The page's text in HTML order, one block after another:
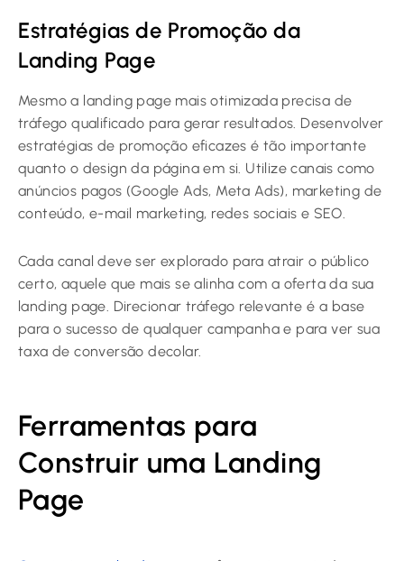
Estratégias de Promoção da
Landing Page
Mesmo a landing page mais otimizada precisa de
tráfego qualificado para gerar resultados. Desenvolver
estratégias de promoção eficazes é tão importante
quanto o design da página em si. Utilize canais como
anúncios pagos (Google Ads, Meta Ads), marketing de
conteúdo, e-mail marketing, redes sociais e SEO.
Cada canal deve ser explorado para atrair o público
certo, aquele que mais se alinha com a oferta da sua
landing page. Direcionar tráfego relevante é a base
para o sucesso de qualquer campanha e para ver sua
taxa de conversão decolar.
Ferramentas para
Construir uma Landing
Page